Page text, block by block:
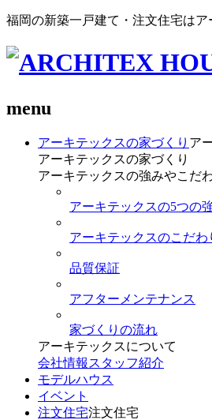
福岡の新築一戸建て・注文住宅は
menu
アーキテックスの家づくり ア
アーキテックスの家づくり
アーキテックスの強みやこだ
アーキテックスの5つの
アーキテックスのこだわ
品質保証
アフターメンテナンス
家づくりの流れ
アーキテックスについて
会社情報 スタッフ紹介
モデルハウス
イベント
注文住宅注文住宅